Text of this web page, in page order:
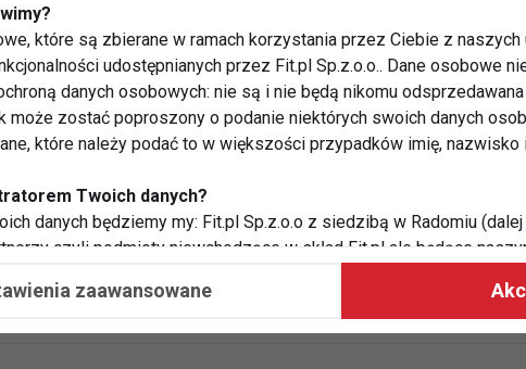
Czy istnieje dieta
które są zbierane w ramach korzystania przez Ciebie z naszych
udostępnianych przez Fit.pl Sp.z.o.o.. Dane osobowe
danych osobowych: nie są i nie będą nikomu
może zostać poproszony o podanie niektórych swoich danych
które należy podać to w większości przypadków imię, nazwisko
Twoich danych?
danych będziemy my: Fit.pl Sp.z.o.o z siedzibą w Radomiu
czyli podmioty niewchodzące w skład Fit.pl ale będące
zaawansowane